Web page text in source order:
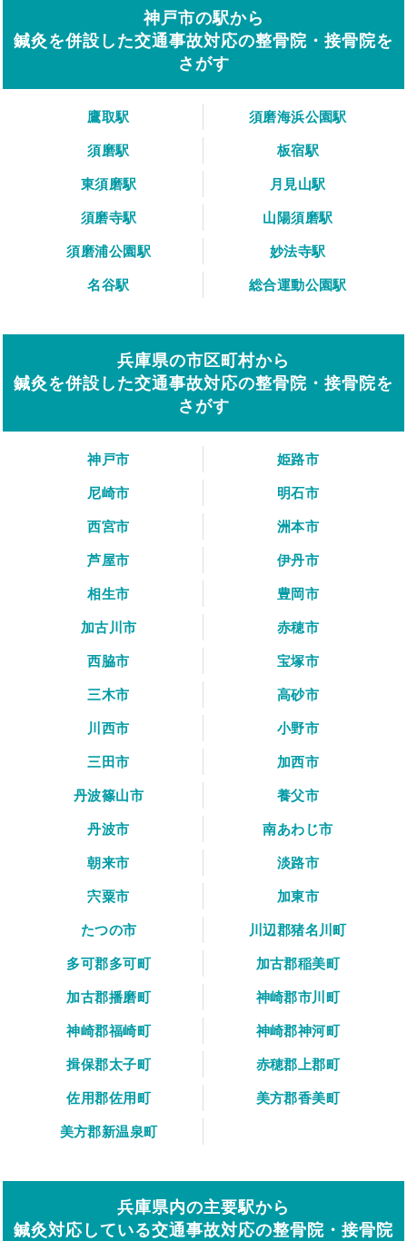
神戸市の駅から
鍼灸を併設した交通事故対応の整骨院・接骨院を
さがす
鷹取駅
須磨海浜公園駅
須磨駅
板宿駅
東須磨駅
月見山駅
須磨寺駅
山陽須磨駅
須磨浦公園駅
妙法寺駅
名谷駅
総合運動公園駅
兵庫県の市区町村から
鍼灸を併設した交通事故対応の整骨院・接骨院を
さがす
神戸市
姫路市
尼崎市
明石市
西宮市
洲本市
芦屋市
伊丹市
相生市
豊岡市
加古川市
赤穂市
西脇市
宝塚市
三木市
高砂市
川西市
小野市
三田市
加西市
丹波篠山市
養父市
丹波市
南あわじ市
朝来市
淡路市
宍粟市
加東市
たつの市
川辺郡猪名川町
多可郡多可町
加古郡稲美町
加古郡播磨町
神崎郡市川町
神崎郡福崎町
神崎郡神河町
揖保郡太子町
赤穂郡上郡町
佐用郡佐用町
美方郡香美町
美方郡新温泉町
兵庫県内の主要駅から
鍼灸対応している交通事故対応の整骨院・接骨院